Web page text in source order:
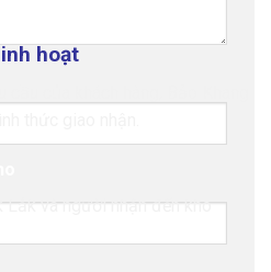
hoạt
cầu của khách hàng, Bảo Khang
Lắk và người nhận đến kho